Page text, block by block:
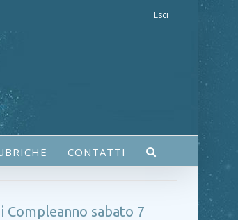
Esci
CONTATTI
Compleanno sabato 7